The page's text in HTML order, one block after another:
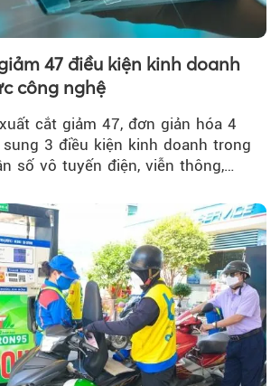
47 điều kiện kinh doanh
công nghệ
cắt giảm 47, đơn giản hóa 4
3 điều kiện kinh doanh trong
số vô tuyến điện, viễn thông,
phân quyền, đơn giản hóa thủ tục